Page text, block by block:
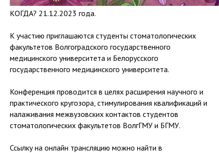
КОГДА? 21.12.2023 года.
К участию приглашаются студенты стоматологических
факультетов Волгоградского государственного
медицинского университета и Белорусского
государственного медицинского университета.
Конференция проводится в целях расширения научного и
практического кругозора, стимулирования квалификаций и
налаживания межвузовских контактов студентов
стоматологических факультетов ВолгГМУ и БГМУ.
Ссылку на онлайн трансляцию можно найти в